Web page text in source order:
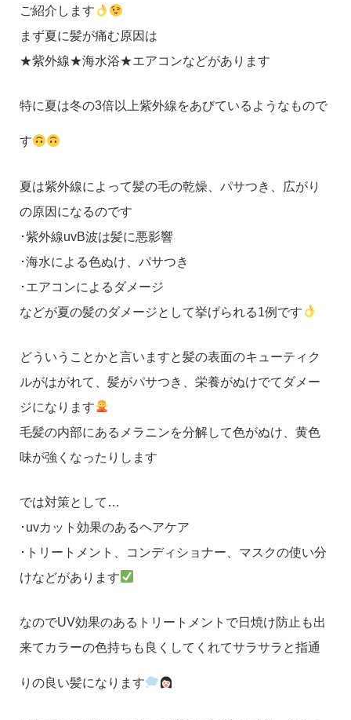
ご紹介します
まず夏に髪が痛む原因は
★紫外線★海水浴★エアコンなどがあります
特に夏は冬の3倍以上紫外線をあびているようなもので
す
夏は紫外線によって髪の毛の乾燥、パサつき、広がり
の原因になるのです
･紫外線uvB波は髪に悪影響
･海水による色ぬけ、パサつき
･エアコンによるダメージ
などが夏の髪のダメージとして挙げられる1例です
どういうことかと言いますと髪の表面のキューティク
ルがはがれて、髪がパサつき、栄養がぬけでてダメー
ジになります
毛髪の内部にあるメラニンを分解して色がぬけ、黄色
味が強くなったりします
では対策として…
･uvカット効果のあるヘアケア
･トリートメント、コンディショナー、マスクの使い分
けなどがあります
なのでUV効果のあるトリートメントで日焼け防止も出
来てカラーの色持ちも良くしてくれてサラサラと指通
りの良い髪になります